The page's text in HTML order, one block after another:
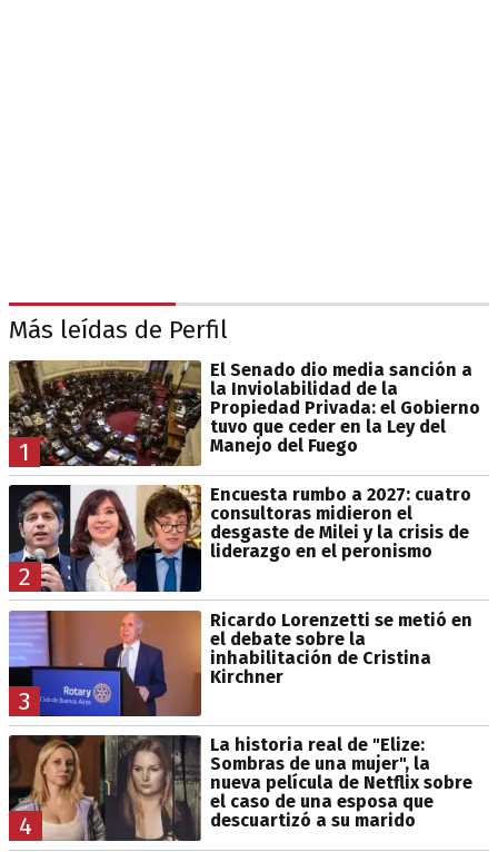
Más leídas de Perfil
1
El Senado dio media sanción a
la Inviolabilidad de la
Propiedad Privada: el Gobierno
tuvo que ceder en la Ley del
Manejo del Fuego
2
Encuesta rumbo a 2027: cuatro
consultoras midieron el
desgaste de Milei y la crisis de
liderazgo en el peronismo
3
Ricardo Lorenzetti se metió en
el debate sobre la
inhabilitación de Cristina
Kirchner
4
La historia real de "Elize:
Sombras de una mujer", la
nueva película de Netflix sobre
el caso de una esposa que
descuartizó a su marido